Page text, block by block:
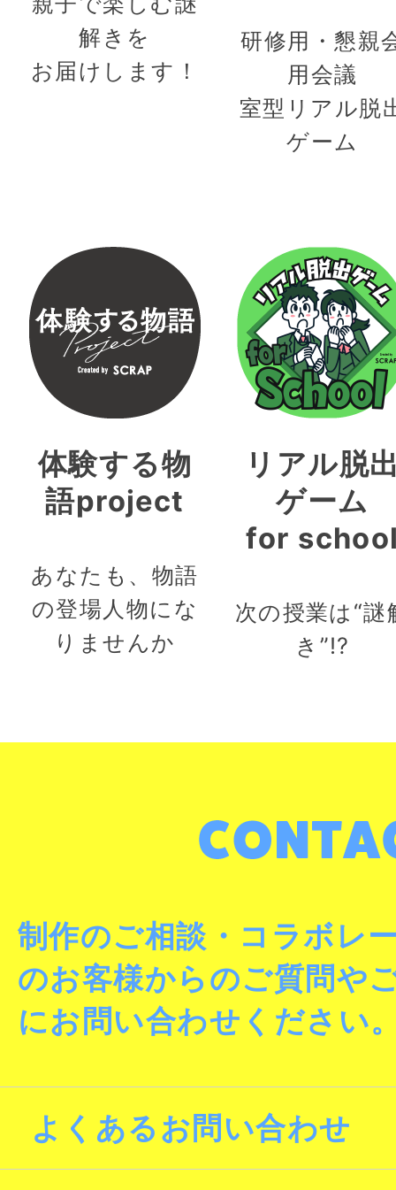
解きを
お届けします！
研修用・懇親
用会議
室型リアル脱
ゲーム
体験する物
語project
あなたも、物語
の登場人物にな
りませんか
リアル脱
ゲーム
for
次の授業は“謎
き”!?
制作のご相談・コラボレ
のお客様からのご質問や
にお問い合わせください
よくあるお問い合わせ